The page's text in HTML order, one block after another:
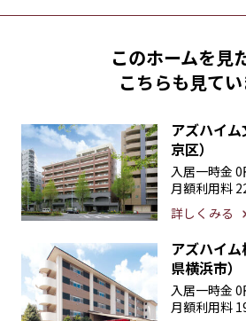
このホームを見
こちらも見て
アズハイ
京区）
入居一時金 0
月額利用料
詳しくみる
アズハイ
県横浜市）
入居一時金 0
月額利用料